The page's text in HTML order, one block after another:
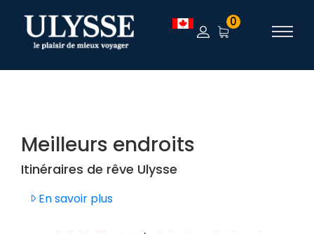
TEST 0
Meilleurs endroits
Itinéraires de rêve Ulysse
En savoir plus